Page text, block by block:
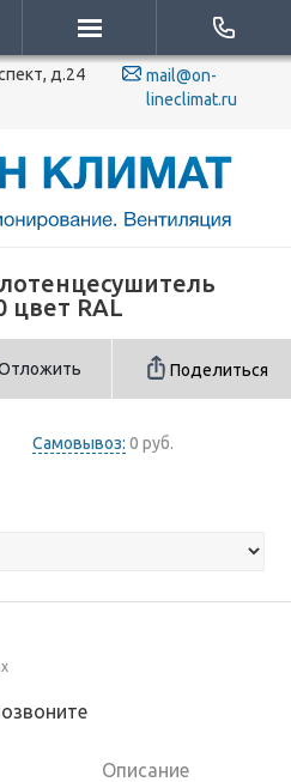
д.24
mail@on-
lineclimat.ru
цвет RAL
Поделиться
Самовывоз: 0 руб.
Описание